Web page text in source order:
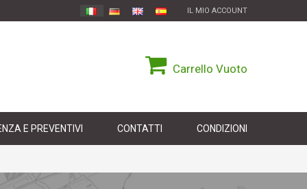
IL MIO ACCOUNT
Carrello Vuoto
E PREVENTIVI CONTATTI CONDIZIONI